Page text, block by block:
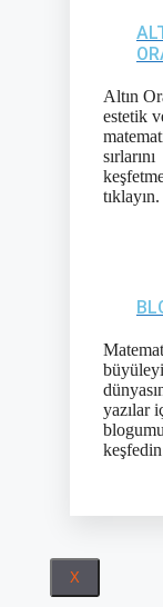
Altın
estetik
sırlarını
tıklayın.
yazılar
X